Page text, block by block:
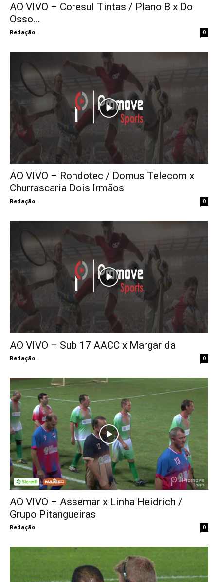
AO VIVO – Coresul Tintas / Plano B x Do
Osso...
Redação - 0
AO VIVO – Rondotec / Domus Telecom x
Churrascaria Dois Irmãos
Redação - 0
AO VIVO – Sub 17 AACC x Margarida
Redação - 0
AO VIVO – Assemar x Linha Heidrich /
Grupo Pitangueiras
Redação - 0